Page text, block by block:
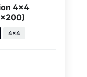
4×4
4x4